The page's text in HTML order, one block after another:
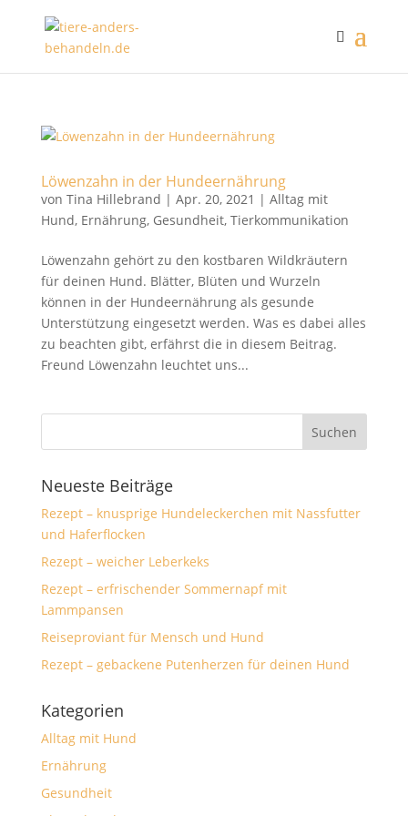
Löwenzahn in der Hundeernährung
von Tina Hillebrand | Apr. 20, 2021 | Alltag mit
Hund, Ernährung, Gesundheit, Tierkommunikation
Löwenzahn gehört zu den kostbaren Wildkräutern
für deinen Hund. Blätter, Blüten und Wurzeln
können in der Hundeernährung als gesunde
Unterstützung eingesetzt werden. Was es dabei alles
zu beachten gibt, erfährst die in diesem Beitrag.
Freund Löwenzahn leuchtet uns...
Neueste Beiträge
Rezept – knusprige Hundeleckerchen mit Nassfutter
und Haferflocken
Rezept – weicher Leberkeks
Rezept – erfrischender Sommernapf mit
Lammpansen
Reiseproviant für Mensch und Hund
Rezept – gebackene Putenherzen für deinen Hund
Kategorien
Alltag mit Hund
Ernährung
Gesundheit